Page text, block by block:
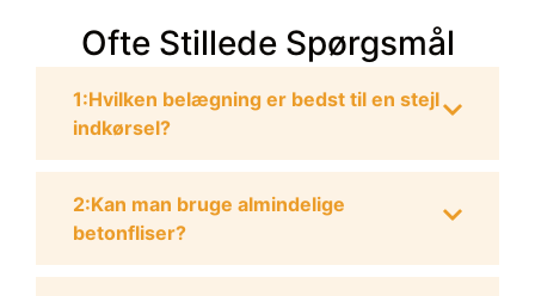
Ofte Stillede Spørgsmål
1:Hvilken belægning er bedst til en stejl
indkørsel?
2:Kan man bruge almindelige
betonfliser?